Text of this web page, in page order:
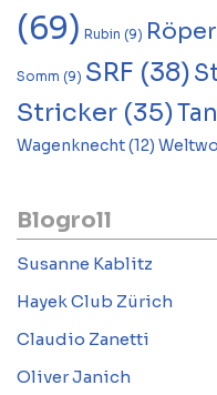
(69) Rubin (9) Röper
Somm (9) SRF (38)
Stricker (35)
Wagenknecht(12)
Blogroll
Susanne Kablitz
Hayek Club Zürich
Claudio Zanetti
Oliver Janich